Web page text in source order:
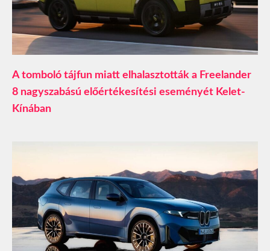
A tomboló tájfun miatt elhalasztották a Freelander
8 nagyszabású előértékesítési eseményét Kelet-
Kínában